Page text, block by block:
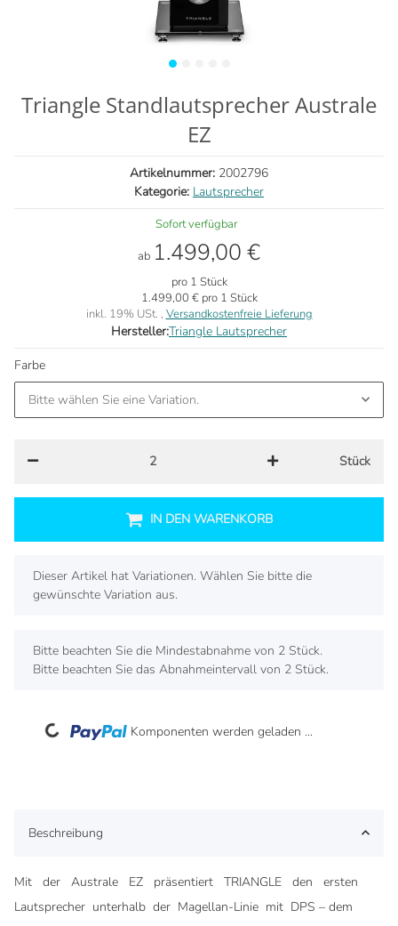
Triangle Standlautsprecher Australe
EZ
Artikelnummer: 2002796
Kategorie: Lautsprecher
Sofort verfügbar
ab 1.499,00 €
pro 1 Stück
1.499,00 € pro 1 Stück
inkl. 19% USt. , Versandkostenfreie Lieferung
Hersteller:Triangle Lautsprecher
Farbe
Bitte wählen Sie eine Variation.
Stück
IN DEN WARENKORB
x
Dieser Artikel hat Variationen. Wählen Sie bitte die
gewünschte Variation aus.
x
Bitte beachten Sie die Mindestabnahme von 2 Stück.
Bitte beachten Sie das Abnahmeintervall von 2 Stück.
Loading... Komponenten werden geladen ...
Beschreibung
Mit der Australe EZ präsentiert TRIANGLE den ersten
Lautsprecher unterhalb der Magellan-Linie mit DPS – dem